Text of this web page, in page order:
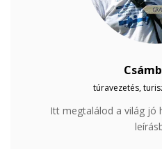
túravezetés,
Itt megtalálod a világ jó